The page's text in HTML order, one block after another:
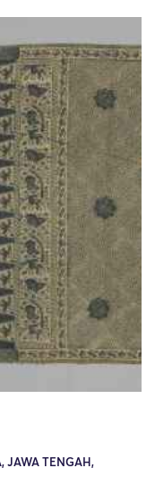
JAWA TENGAH,